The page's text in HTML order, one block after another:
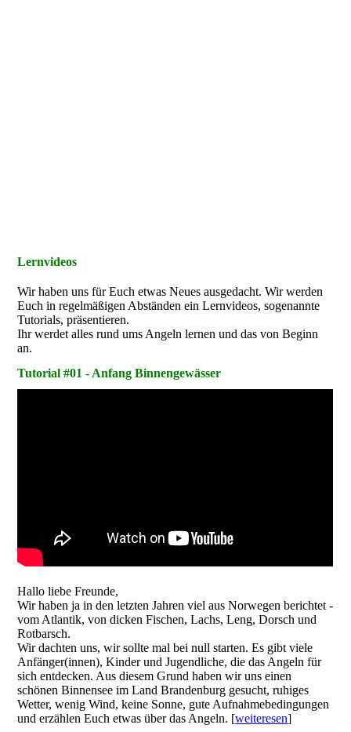
Lernvideos
Wir haben uns für Euch etwas Neues ausgedacht. Wir werden
Euch in regelmäßigen Abständen ein Lernvideos, sogenannte
Tutorials, präsentieren.
Ihr werdet alles rund ums Angeln lernen und das von Beginn
an.
Tutorial #01 - Anfang Binnengewässer
Hallo liebe Freunde,
Wir haben ja in den letzten Jahren viel aus Norwegen berichtet -
vom Atlantik, von dicken Fischen, Lachs, Leng, Dorsch und
Rotbarsch.
Wir dachten uns, wir sollte mal bei null starten. Es gibt viele
Anfänger(innen), Kinder und Jugendliche, die das Angeln für
sich entdecken. Aus diesem Grund haben wir uns einen
schönen Binnensee im Land Brandenburg gesucht, ruhiges
Wetter, wenig Wind, keine Sonne, gute Aufnahmebedingungen
und erzählen Euch etwas über das Angeln. [weiteresen]